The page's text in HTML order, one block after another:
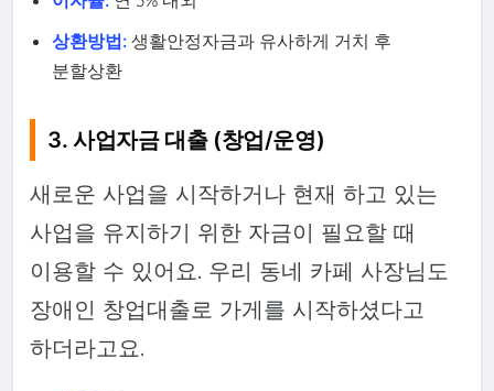
상환방법: 생활안정자금과 유사하게 거치 후
분할상환
3. 사업자금 대출 (창업/운영)
새로운 사업을 시작하거나 현재 하고 있는
사업을 유지하기 위한 자금이 필요할 때
이용할 수 있어요. 우리 동네 카페 사장님도
장애인 창업대출로 가게를 시작하셨다고
하더라고요.